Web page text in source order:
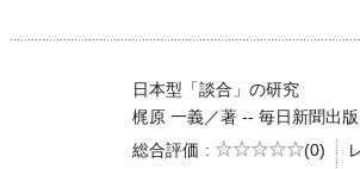
日本型「談合」の研究
梶原 一義／著 -- 毎日新聞出
総合評価
5段階評価
(0)